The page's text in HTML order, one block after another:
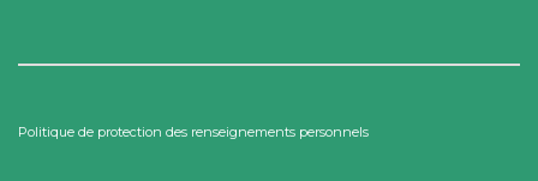
Politique de protection des renseignements personnels